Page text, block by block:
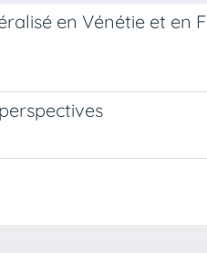
en Vénétie et en